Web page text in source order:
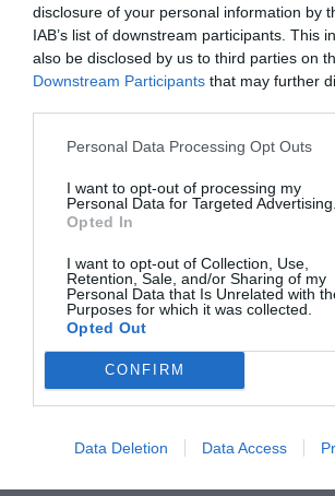
disclosure of your personal information by
IAB’s list of downstream participants. This
also be disclosed by us to third parties on
Downstream Participants that may further
Personal Data Processing Opt Outs
I want to opt-out of processing my
Personal Data for Targeted Advertising.
Opted In
I want to opt-out of Collection, Use,
Retention, Sale, and/or Sharing of my
Personal Data that Is Unrelated with
Purposes for which it was collected.
Opted Out
CONFIRM
Data Deletion Data Access
όλο κτισμένο από πέτρα και έχει
Θρησκευτική και ιστορική αξία.
ψηλότερο σημείο της περιοχής
όπου δίπλα του περνά μικρός,
πλούσιος χείμαρρος. Ο Ναΐσκος
-νωπογραφίες και Αγιογραφίες, με
Θρησκευτική και Αρχαιολογική
αυτές βέβαια διασώζονται. Το
ευλαβικά αφιερωμένο, στην
Ζωοδόχου Πηγής και είναι
Τσουκαλαριά. Μετά την
ξακουστά κεραμικά στα
οι αγγειοπλάστες κατασκεύαζαν